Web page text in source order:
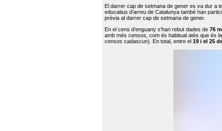
El darrer cap de setmana de gener es va dur a
educatius d’arreu de Catalunya també han
prèvia al darrer cap de setmana de gener.
En el cens d’enguany s'han rebut dades de 76
amb més censos, com és habitual atès que és
censos cadascun). En total, entre el 19 i el 25